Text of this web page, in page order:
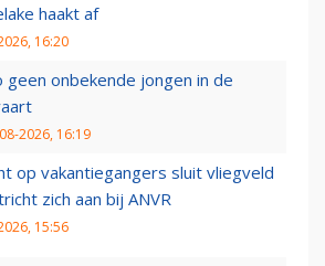
haakt af
16:20
geen onbekende jongen in de
2026, 16:19
op vakantiegangers sluit vliegveld
zich aan bij ANVR
15:56